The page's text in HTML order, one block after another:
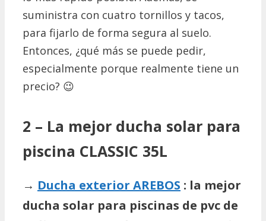
suministra con cuatro tornillos y tacos,
para fijarlo de forma segura al suelo.
Entonces, ¿qué más se puede pedir,
especialmente porque realmente tiene un
precio? 😉
2 – La mejor ducha solar para
piscina CLASSIC 35L
→ Ducha exterior AREBOS : la mejor
ducha solar para piscinas de pvc de